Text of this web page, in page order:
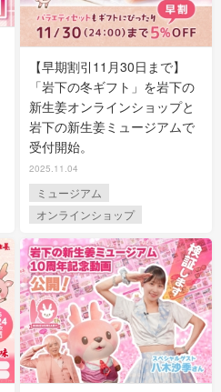
【早期割引11月30日まで】
「岩下の冬ギフト」を岩下の
新生姜オンラインショップと
岩下の新生姜ミュージアムで
受付開始。
2025.11.04
ミュージアム
オンラインショップ